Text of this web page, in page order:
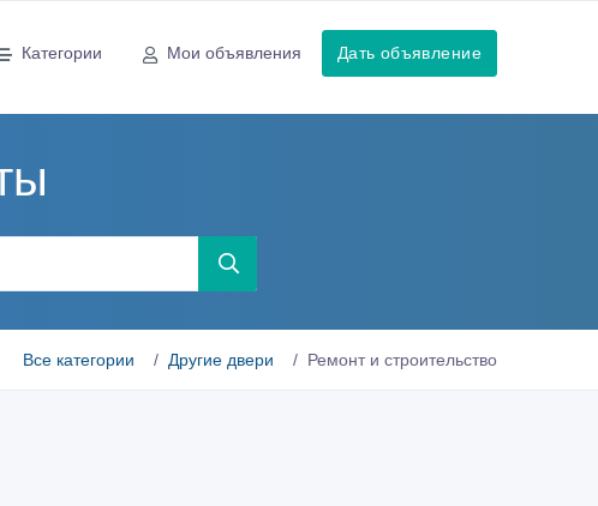
Категории Мои объявления Дать объявление
Все категории Другие двери Ремонт и строительство